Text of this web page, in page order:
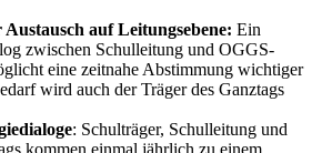
auf Leitungsebene: Ein
zwischen Schulleitung und OGGS-
eine zeitnahe Abstimmung wichtiger
wird auch der Träger des Ganztags
: Schulträger, Schulleitung und
kommen einmal jährlich zu einem